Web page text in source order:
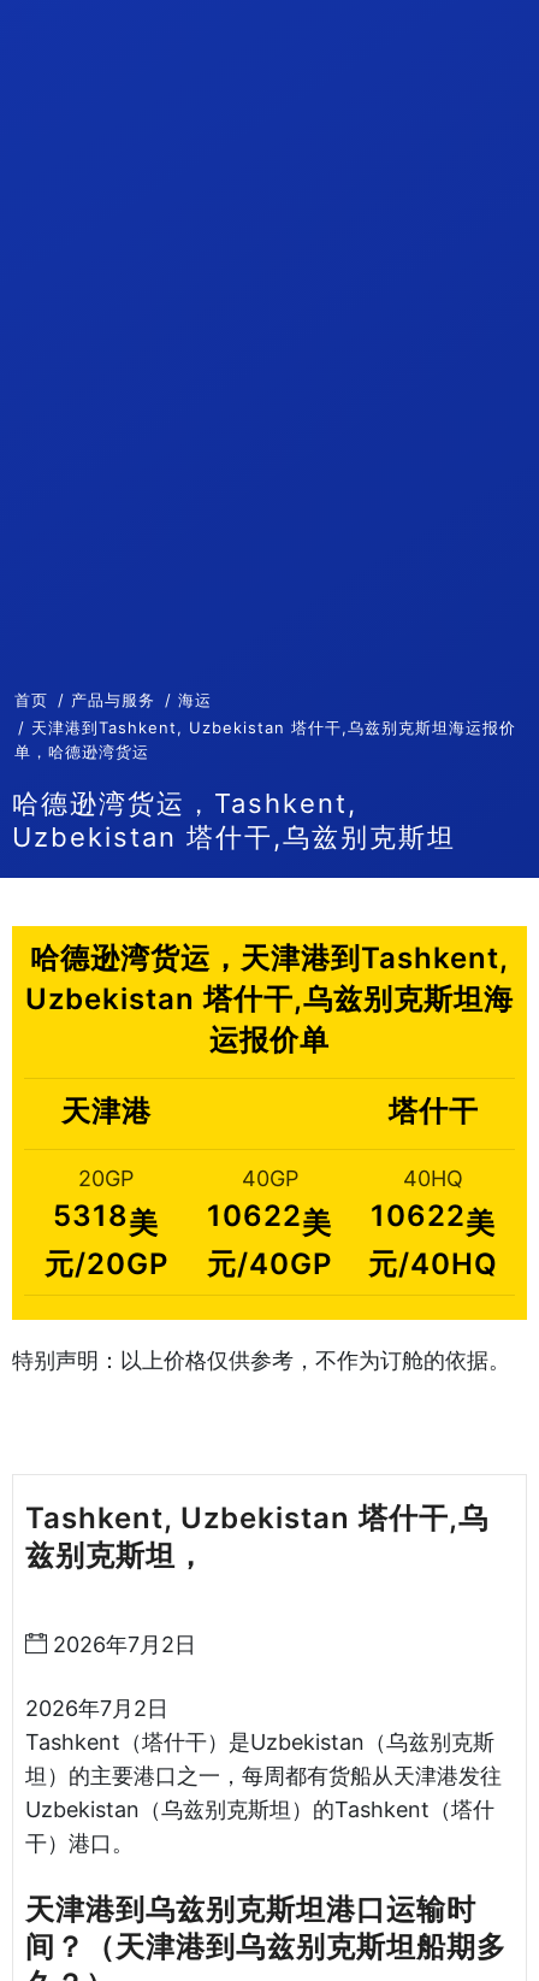
首页 产品与服务
海运
天津港到Tashkent, Uzbekistan 塔什干,乌兹别克斯坦海运报价
单，哈德逊湾货运
哈德逊湾货运，Tashkent,
Uzbekistan 塔什干,乌兹别克斯坦
哈德逊湾货运，天津港到Tashkent,
Uzbekistan 塔什干,乌兹别克斯坦海
运报价单
天津港 塔什干
20GP
5318美
元/20GP
40GP
10622美
元/40GP
40HQ
10622美
元/40HQ
特别声明：以上价格仅供参考，不作为订舱的依据。
Tashkent, Uzbekistan 塔什干,乌
兹别克斯坦，
2026年7月2日
2026年7月2日
Tashkent（塔什干）是Uzbekistan（乌兹别克斯
坦）的主要港口之一，每周都有货船从天津港发往
Uzbekistan（乌兹别克斯坦）的Tashkent（塔什
干）港口。
天津港到乌兹别克斯坦港口运输时
间？（天津港到乌兹别克斯坦船期多